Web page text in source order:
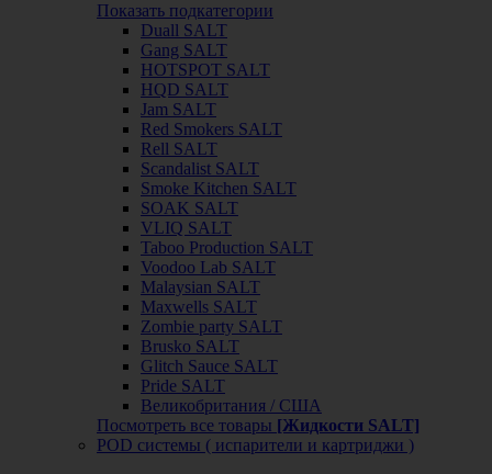
Показать подкатегории
Duall SALT
Gang SALT
HOTSPOT SALT
HQD SALT
Jam SALT
Red Smokers SALT
Rell SALT
Scandalist SALT
Smoke Kitchen SALT
SOAK SALT
VLIQ SALT
Taboo Production SALT
Voodoo Lab SALT
Malaysian SALT
Maxwells SALT
Zombie party SALT
Brusko SALT
Glitch Sauce SALT
Pride SALT
Великобритания / США
Посмотреть все товары [Жидкости SALT]
POD системы ( испарители и картриджи )